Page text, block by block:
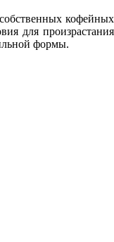
кофейных
для произрастания
формы.